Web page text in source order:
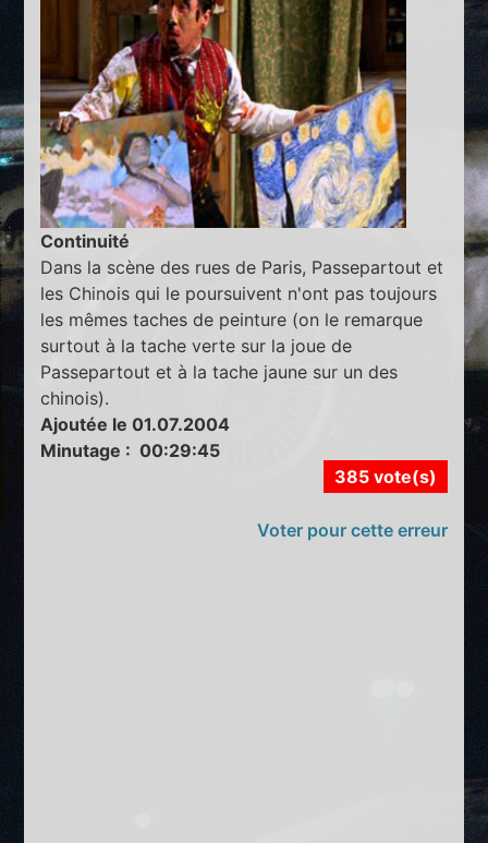
Continuité
Dans la scène des rues de Paris, Passepartout et
les Chinois qui le poursuivent n'ont pas toujours
les mêmes taches de peinture (on le remarque
surtout à la tache verte sur la joue de
Passepartout et à la tache jaune sur un des
chinois).
Ajoutée le 01.07.2004
Minutage : 00:29:45
385 vote(s)
Voter pour cette erreur